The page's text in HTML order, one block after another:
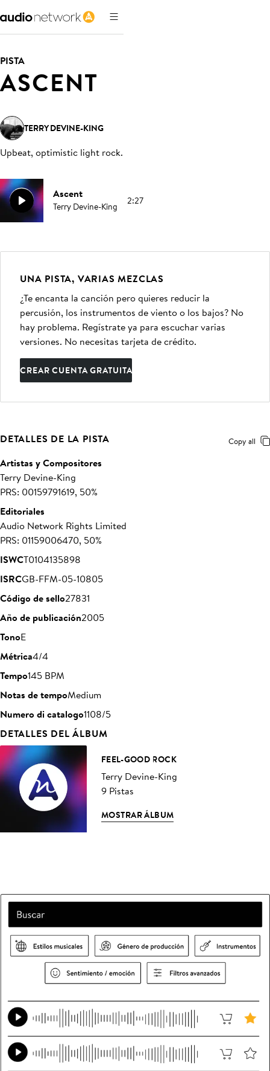
PISTA
ASCENT
TERRY DEVINE-KING
Upbeat, optimistic light rock.
Ascent
Terry Devine-King 2:27
UNA PISTA, VARIAS MEZCLAS
¿Te encanta la canción pero quieres reducir la
percusión, los instrumentos de viento o los bajos? No
hay problema. Regístrate ya para escuchar varias
versiones. No necesitas tarjeta de crédito.
CREAR CUENTA GRATUITA
DETALLES DE LA PISTA Copy all
Artistas y Compositores
Terry Devine-King
PRS: 00159791619, 50%
Editoriales
Audio Network Rights Limited
PRS: 01159006470, 50%
ISWCT0104135898
ISRCGB-FFM-05-10805
Código de sello27831
Año de publicación2005
TonoE
Métrica4/4
Tempo145 BPM
Notas de tempoMedium
Numero di catalogo1108/5
DETALLES DEL ÁLBUM
FEEL-GOOD ROCK
Terry Devine-King
9 Pistas
MOSTRAR ÁLBUM